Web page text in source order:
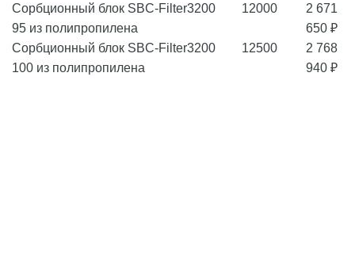
Сорбционный блок SBC-Filter
95 из полипропилена
3200 12000
2 671
650 ₽
Сорбционный блок SBC-Filter
100 из полипропилена
3200 12500
2 768
940 ₽